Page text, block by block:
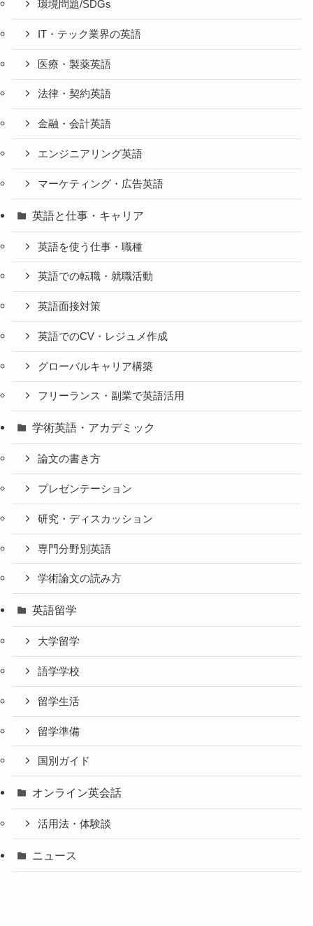
環境問題/SDGs
IT・テック業界の英語
医療・製薬英語
法律・契約英語
金融・会計英語
エンジニアリング英語
マーケティング・広告英語
英語と仕事・キャリア
英語を使う仕事・職種
英語での転職・就職活動
英語面接対策
英語でのCV・レジュメ作成
グローバルキャリア構築
フリーランス・副業で英語活用
学術英語・アカデミック
論文の書き方
プレゼンテーション
研究・ディスカッション
専門分野別英語
学術論文の読み方
英語留学
大学留学
語学学校
留学生活
留学準備
国別ガイド
オンライン英会話
活用法・体験談
ニュース